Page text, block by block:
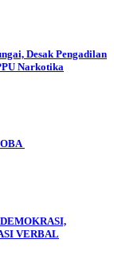
Desak Pengadilan
Narkotika
VERBAL